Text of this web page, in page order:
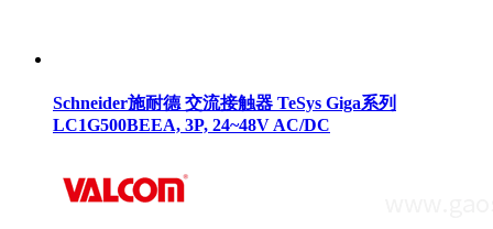
Schneider施耐德 交流接触器 TeSys Giga系列
LC1G500BEEA, 3P, 24~48V AC/DC